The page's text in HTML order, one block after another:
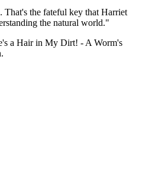
That's the fateful key that Harriet
the natural world."
a Hair in My Dirt! - A Worm's